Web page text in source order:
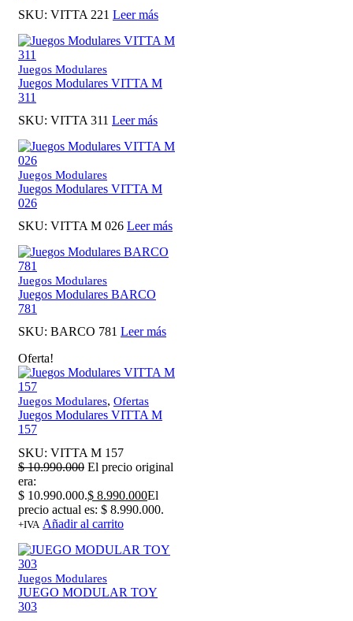
SKU: VITTA 221 Leer más
Juegos Modulares
Juegos Modulares VITTA M
311
SKU: VITTA 311 Leer más
Juegos Modulares
Juegos Modulares VITTA M
026
SKU: VITTA M 026 Leer más
Juegos Modulares
Juegos Modulares BARCO
781
SKU: BARCO 781 Leer más
Oferta!
Juegos Modulares, Ofertas
Juegos Modulares VITTA M
157
SKU: VITTA M 157
$10.990.000 El precio original
era:
$ 10.990.000.$ 8.990.000El
precio actual es: $ 8.990.000.
+IVA Añadir al carrito
Juegos Modulares
JUEGO MODULAR TOY
303